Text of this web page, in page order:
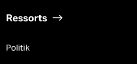
Ressorts
Politik